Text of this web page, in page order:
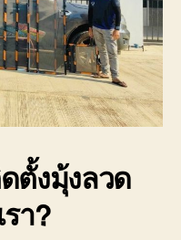
ตั้งมุ้งลวด
า?